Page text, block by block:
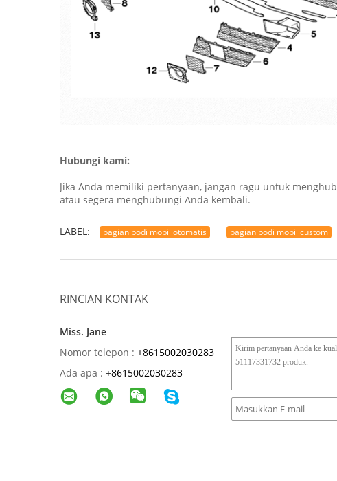
Hubungi kami:
Jika Anda memiliki pertanyaan, jangan ragu untuk
atau segera menghubungi Anda kembali.
LABEL: bagian bodi mobil otomatis bagian bodi mobil custom
RINCIAN KONTAK
Miss. Jane
Nomor telepon : +8615002030283
Ada apa : +8615002030283